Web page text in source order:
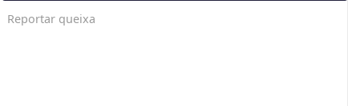
Reportar queixa